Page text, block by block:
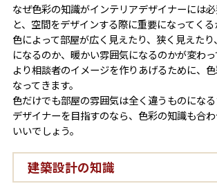
なぜ色彩の知識がインテリアデザイナーには
と、空間をデザインする際に重要になってくる
色によって部屋が広く見えたり、狭く見えた
になるのか、暖かい雰囲気になるのかが変わっ
より相談者のイメージを作りあげるために、
なってきます。
色だけでも部屋の雰囲気は全く違うものにな
デザイナーを目指すのなら、色彩の知識も合
いいでしょう。
建築設計の知識